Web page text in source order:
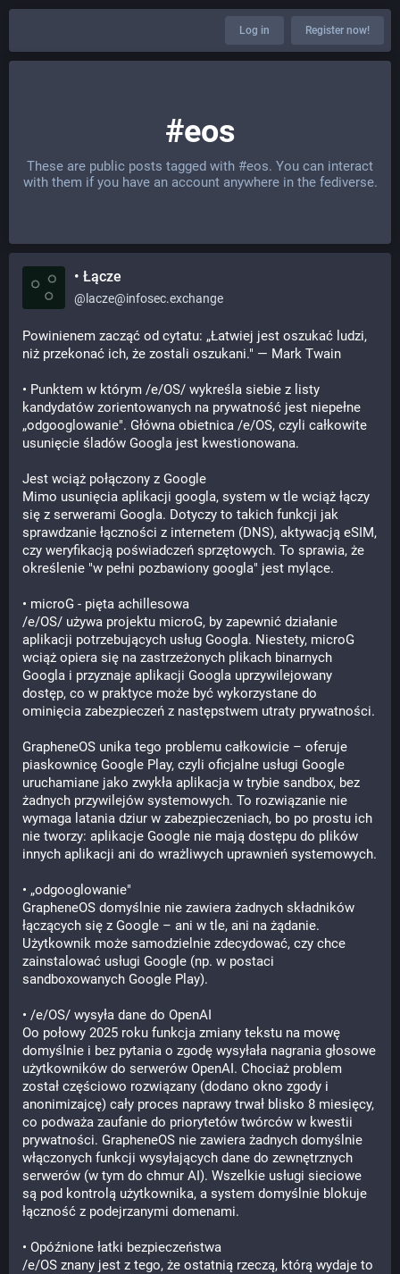
Log in Register now!
#eos
These are public posts tagged with #eos. You can interact
with them if you have an account anywhere in the fediverse.
• Łącze
@ lacze@infosec.exchange
Powinienem zacząć od cytatu: „Łatwiej jest oszukać ludzi,
niż przekonać ich, że zostali oszukani." — Mark Twain
• Punktem w którym /e/OS/ wykreśla siebie z listy
kandydatów zorientowanych na prywatność jest niepełne
„odgooglowanie". Główna obietnica /e/OS, czyli całkowite
usunięcie śladów Googla jest kwestionowana.
Jest wciąż połączony z Google
Mimo usunięcia aplikacji googla, system w tle wciąż łączy
się z serwerami Googla. Dotyczy to takich funkcji jak
sprawdzanie łączności z internetem (DNS), aktywacją eSIM,
czy weryfikacją poświadczeń sprzętowych. To sprawia, że
określenie "w pełni pozbawiony googla" jest mylące.
• microG - pięta achillesowa
/e/OS/ używa projektu microG, by zapewnić działanie
aplikacji potrzebujących usług Googla. Niestety, microG
wciąż opiera się na zastrzeżonych plikach binarnych
Googla i przyznaje aplikacji Googla uprzywilejowany
dostęp, co w praktyce może być wykorzystane do
ominięcia zabezpieczeń z następstwem utraty prywatności.
GrapheneOS unika tego problemu całkowicie – oferuje
piaskownicę Google Play, czyli oficjalne usługi Google
uruchamiane jako zwykła aplikacja w trybie sandbox, bez
żadnych przywilejów systemowych. To rozwiązanie nie
wymaga latania dziur w zabezpieczeniach, bo po prostu ich
nie tworzy: aplikacje Google nie mają dostępu do plików
innych aplikacji ani do wrażliwych uprawnień systemowych.
• „odgooglowanie"
GrapheneOS domyślnie nie zawiera żadnych składników
łączących się z Google – ani w tle, ani na żądanie.
Użytkownik może samodzielnie zdecydować, czy chce
zainstalować usługi Google (np. w postaci
sandboxowanych Google Play).
• /e/OS/ wysyła dane do OpenAI
Oo połowy 2025 roku funkcja zmiany tekstu na mowę
domyślnie i bez pytania o zgodę wysyłała nagrania głosowe
użytkowników do serwerów OpenAI. Chociaż problem
został częściowo rozwiązany (dodano okno zgody i
anonimizajcę) cały proces naprawy trwał blisko 8 miesięcy,
co podważa zaufanie do priorytetów twórców w kwestii
prywatności. GrapheneOS nie zawiera żadnych domyślnie
włączonych funkcji wysyłających dane do zewnętrznych
serwerów (w tym do chmur AI). Wszelkie usługi sieciowe
są pod kontrolą użytkownika, a system domyślnie blokuje
łączność z podejrzanymi domenami.
• Opóźnione łatki bezpieczeństwa
/e/OS znany jest z tego, że ostatnią rzeczą, którą wydaje to